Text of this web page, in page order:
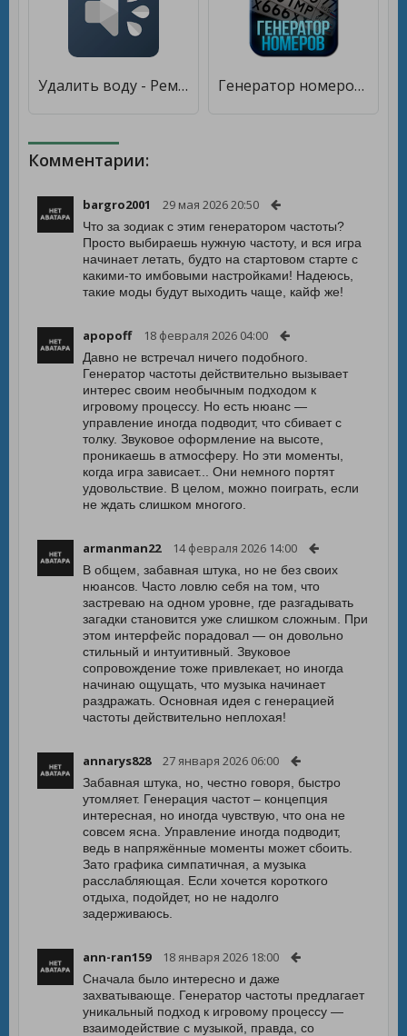
Удалить воду - Ремонт динамика [Unlocked] Генератор номеров [Premium]
Комментарии:
bargro2001 29 мая 2026 20:50
Что за зодиак с этим генератором частоты?
Просто выбираешь нужную частоту, и вся игра
начинает летать, будто на стартовом старте с
какими-то имбовыми настройками! Надеюсь,
такие моды будут выходить чаще, кайф же!
apopoff 18 февраля 2026 04:00
Давно не встречал ничего подобного.
Генератор частоты действительно вызывает
интерес своим необычным подходом к
игровому процессу. Но есть нюанс —
управление иногда подводит, что сбивает с
толку. Звуковое оформление на высоте,
проникаешь в атмосферу. Но эти моменты,
когда игра зависает... Они немного портят
удовольствие. В целом, можно поиграть, если
не ждать слишком многого.
armanman22 14 февраля 2026 14:00
В общем, забавная штука, но не без своих
нюансов. Часто ловлю себя на том, что
застреваю на одном уровне, где разгадывать
загадки становится уже слишком сложным. При
этом интерфейс порадовал — он довольно
стильный и интуитивный. Звуковое
сопровождение тоже привлекает, но иногда
начинаю ощущать, что музыка начинает
раздражать. Основная идея с генерацией
частоты действительно неплохая!
annarys828 27 января 2026 06:00
Забавная штука, но, честно говоря, быстро
утомляет. Генерация частот – концепция
интересная, но иногда чувствую, что она не
совсем ясна. Управление иногда подводит,
ведь в напряжённые моменты может сбоить.
Зато графика симпатичная, а музыка
расслабляющая. Если хочется короткого
отдыха, подойдет, но не надолго
задерживаюсь.
ann-ran159 18 января 2026 18:00
Сначала было интересно и даже
захватывающе. Генератор частоты предлагает
уникальный подход к игровому процессу —
взаимодействие с музыкой, правда, со